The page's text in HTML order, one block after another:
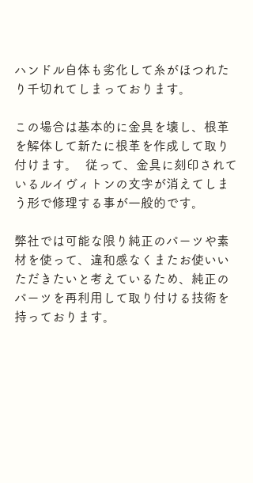
ハンドル自体も劣化して糸がほつれた
り千切れてしまっております。
この場合は基本的に金具を壊し、根革
を解体して新たに根革を作成して取り
付けます。  従って、金具に刻印されて
いるルイヴィトンの文字が消えてしま
う形で修理する事が一般的です。
弊社では可能な限り純正のパーツや素
材を使って、違和感なくまたお使いい
ただきたいと考えているため、純正の
パーツを再利用して取り付ける技術を
持っております。